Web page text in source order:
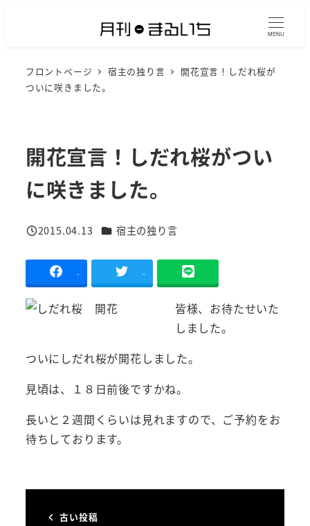
MENU
フロントページ 宿主の独り言
開花宣言！しだれ桜が
ついに咲きました。
開花宣言！しだれ桜がつい
に咲きました。
投稿日
2015.04.13 カテゴリー
宿主の独り言
- -
皆様、お待たせいた
しました。
ついにしだれ桜が開花しました。
見頃は、１８日前後ですかね。
長いと２週間くらいは見れますので、ご予約をお
待ちしております。
古い投稿